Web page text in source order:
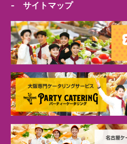
- サイトマップ